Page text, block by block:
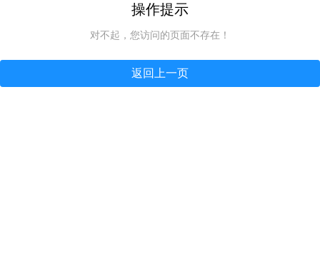
操作提示
对不起，您访问的页面不存在！
返回上一页